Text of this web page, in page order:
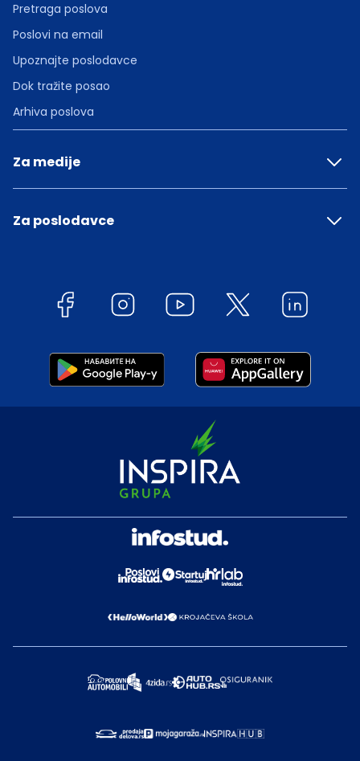
Pretraga poslova
Poslovi na email
Upoznajte poslodavce
Dok tražite posao
Arhiva poslova
Za medije
Za poslodavce